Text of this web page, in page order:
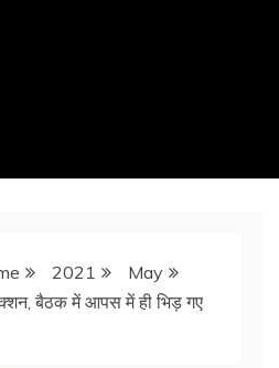
2021
May
बैठक में आपस में ही भिड़ गए